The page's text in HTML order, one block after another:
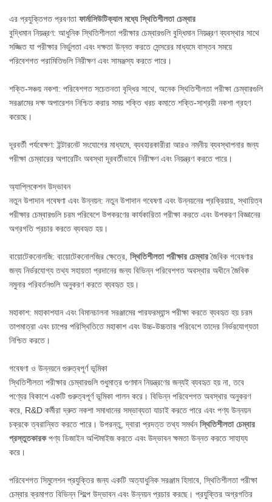
এর প্রযুক্তিগত প্রবণতা ফার্মাসিউটিক্যাল মধ্যে স্থিতিশীলতা চেম্বার
বুদ্ধিমান নিয়ন্ত্রণ: আধুনিক স্থিতিশীলতা পরীক্ষার চেম্বারগুলি বুদ্ধিমান নিয়ন্ত্রণ ব্যবস্থার সাথে
সজ্জিত যা পরীক্ষার নির্ভুলতা এবং দক্ষতা উন্নত করতে সেন্সরের মাধ্যমে বাস্তব সময়ে
পরিবেশগত পরামিতিগুলি নিরীক্ষণ এবং সামঞ্জস্য করতে পারে।
শক্তি-সঞ্চয় নকশা: পরিবেশগত সচেতনতা বৃদ্ধির সাথে, অনেক স্থিতিশীলতা পরীক্ষা চেম্বারগুলি
সরঞ্জামের দক্ষ অপারেশন নিশ্চিত করার সময় শক্তি খরচ কমাতে শক্তি-সাশ্রয়ী নকশা গ্রহণ
করেছে।
দূরবর্তী পর্যবেক্ষণ: ইন্টারনেট সংযোগের মাধ্যমে, ব্যবহারকারীরা আরও নমনীয় ব্যবস্থাপনার জন্য
পরীক্ষা চেম্বারের অপারেটিং অবস্থা দূরবর্তীভাবে নিরীক্ষণ এবং নিয়ন্ত্রণ করতে পারে।
অ্যাপ্লিকেশন উদ্ভাবন
নতুন উপাদান গবেষণা এবং উন্নয়ন: নতুন উপাদান গবেষণা এবং উন্নয়নের প্রক্রিয়ায়, স্থায়িত্ব
পরীক্ষার চেম্বারগুলি চরম পরিবেশে উপকরণের কার্যকারিতা পরীক্ষা করতে এবং উপকরণ বিজ্ঞানের
অগ্রগতি প্রচার করতে ব্যবহৃত হয়।
বায়োটেকনোলজি: বায়োটেকনোলজির ক্ষেত্রে, স্থিতিশীলতা পরীক্ষার চেম্বারজৈবিক গবেষণার
জন্য নির্ভরযোগ্য তথ্য সহায়তা প্রদানের জন্য বিভিন্ন পরিবেশগত অবস্থার অধীনে জৈবিক
নমুনার পরিবর্তনগুলি অনুকরণ করতে ব্যবহৃত হয়।
মহাকাশ: মহাকাশযান এবং বিমানচালনা সরঞ্জামের পারফরম্যান্স পরীক্ষা করতে ব্যবহৃত হয় চরম
তাপমাত্রা এবং চাপের পরিস্থিতিতে মহাকাশ এবং উচ্চ-উচ্চতার পরিবেশে তাদের নির্ভরযোগ্যতা
নিশ্চিত করতে।
গবেষণা ও উন্নয়নে গুরুত্বপূর্ণ ভূমিকা
স্থিতিশীলতা পরীক্ষার চেম্বারগুলি শুধুমাত্র গুণমান নিয়ন্ত্রণের জন্যই ব্যবহৃত হয় না, তবে
পণ্যের বিকাশে একটি গুরুত্বপূর্ণ ভূমিকা পালন করে। বিভিন্ন পরিবেশগত অবস্থার অনুকরণ
করে, R&D কর্মীরা দ্রুত নকশা সমাধানের সম্ভাব্যতা যাচাই করতে পারে এবং পণ্য উন্নয়ন
চক্রকে ত্বরান্বিত করতে পারে। উপরন্তু, দ্বারা প্রদত্ত তথ্য সমর্থনস্থিতিশীলতা চেম্বার
প্রস্তুতকারকপণ্য ডিজাইন অপ্টিমাইজ করতে এবং উদ্ভাবন ক্ষমতা উন্নত করতে সাহায্য
করে।
পরিবেশগত সিমুলেশন প্রযুক্তির জন্য একটি অত্যাধুনিক সরঞ্জাম হিসাবে, স্থিতিশীলতা পরীক্ষা
চেম্বার ক্রমাগত বিভিন্ন শিল্পে উদ্ভাবন এবং উন্নয়ন প্রচার করছে। প্রযুক্তির অগ্রগতির